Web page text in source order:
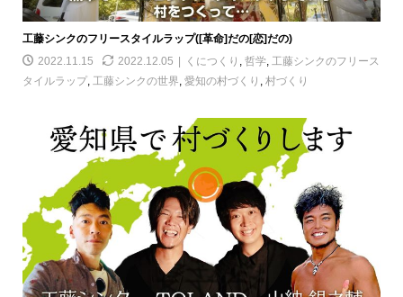
工藤シンクのフリースタイルラップ([革命]だの[恋]だの)
2022.11.15
2022.12.05 くにつくり 哲学, 工藤シンクのフリース
タイルラップ, 工藤シンクの世界 愛知の村づくり 村づくり